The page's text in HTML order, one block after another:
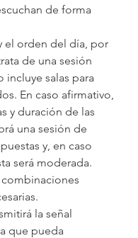
de forma
el orden del día, por
de una sesión
incluye salas para
En caso afirmativo,
y duración de las
una sesión de
y, en caso
será moderada.
la señal
que pueda